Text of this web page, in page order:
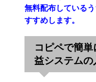
無料配布している
すすめします。
コピペで簡
益システムの